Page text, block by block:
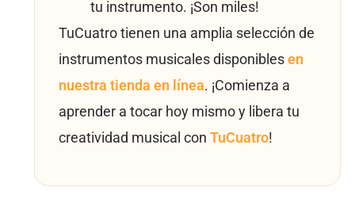
tu instrumento. ¡Son miles!
TuCuatro tienen una amplia selección de
instrumentos musicales disponibles en
nuestra tienda en línea. ¡Comienza a
aprender a tocar hoy mismo y libera tu
creatividad musical con TuCuatro!